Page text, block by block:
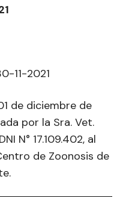
11-2021
de diciembre de
por la Sra. Vet.
N° 17.109.402, al
de Zoonosis de